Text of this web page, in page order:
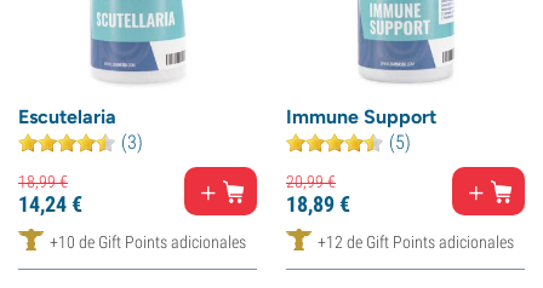
Escutelaria
(3)
18,99€
14,24€
+10 de Gift Points adicionales
Immune Support
(5)
20,99€
18,89€
+12 de Gift Points adicionales